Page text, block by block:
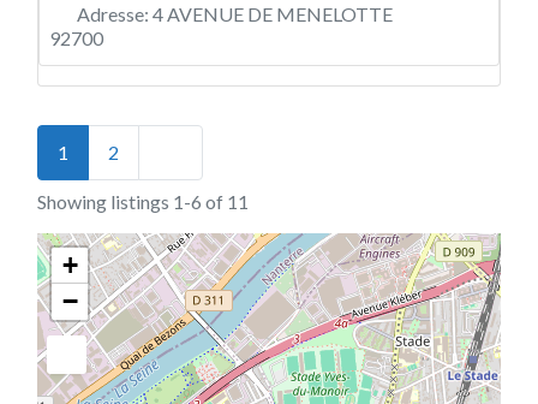
Adresse: 4 AVENUE DE MENELOTTE
92700
Posts navigation
1 2
Showing listings 1-6 of 11
+
−